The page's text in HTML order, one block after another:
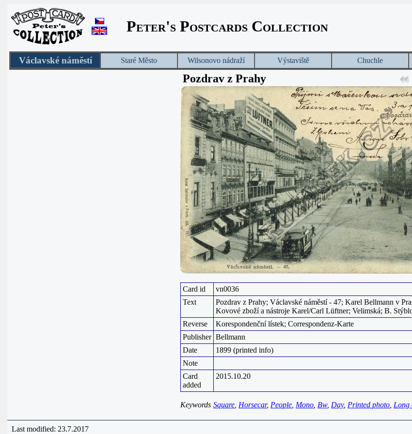
Peter's Postcards Collection
Václavské náměstí Staré Město Wilsonovo nádraží Výstaviště Chuchle
Pozdrav z Prahy
Card id
vn0036
Text
Pozdrav z Prahy; Václavské náměstí - 47; Karel Bellmann v
Kovové zboží a nástroje Karel/Carl Lüftner; Velimská; B.
Reverse
Korespondenční lístek; Correspondenz-Karte
Publisher Bellmann
Date
1899 (printed info)
Note
Card
added
2015.10.20
Keywords Square Horsecar, People Mono Bw, Day, Printed photo Long
Last modified: 23.7.2017